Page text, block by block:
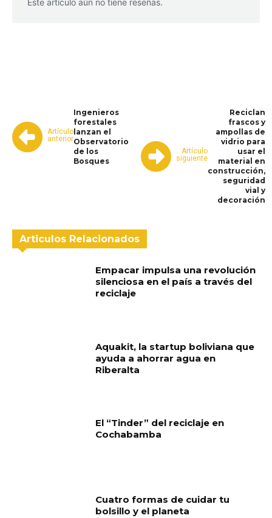
Este artículo aún no tiene reseñas.
Artículo
anterior
Ingenieros
forestales
lanzan el
Observatorio
de los
Bosques
Artículo
siguiente
Reciclan
frascos y
ampollas de
vidrio para
usar el
material en
construcción,
seguridad
vial y
decoración
Articulos Relacionados
Empacar impulsa una revolución
silenciosa en el país a través del
reciclaje
Aquakit, la startup boliviana que
ayuda a ahorrar agua en
Riberalta
El “Tinder” del reciclaje en
Cochabamba
Cuatro formas de cuidar tu
bolsillo y el planeta